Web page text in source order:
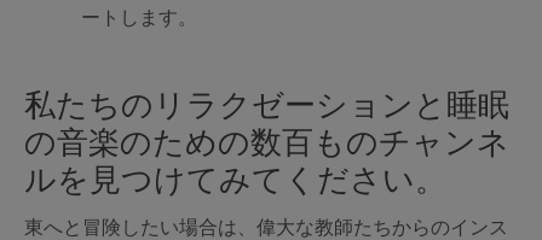
ートします。
私たちのリラクゼーションと睡眠
の音楽のための数百ものチャンネ
ルを見つけてみてください。
東へと冒険したい場合は、偉大な教師たちからのインス